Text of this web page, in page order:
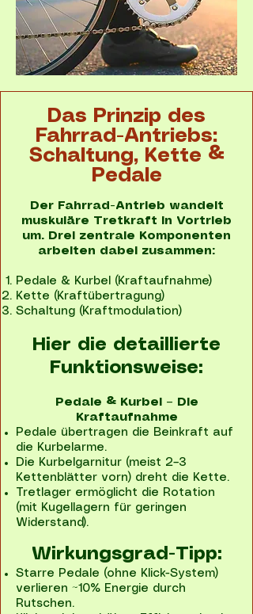
Das Prinzip des
Fahrrad-Antriebs:
Schaltung, Kette &
Pedale
Der Fahrrad-Antrieb wandelt
muskuläre Tretkraft in Vortrieb
um. Drei zentrale Komponenten
arbeiten dabei zusammen:
Pedale & Kurbel (Kraftaufnahme)
Kette (Kraftübertragung)
Schaltung (Kraftmodulation)
Hier die detaillierte
Funktionsweise:
Pedale & Kurbel – Die
Kraftaufnahme
Pedale übertragen die Beinkraft auf
die Kurbelarme.
Die Kurbelgarnitur (meist 2–3
Kettenblätter vorn) dreht die Kette.
Tretlager ermöglicht die Rotation
(mit Kugellagern für geringen
Widerstand).
Wirkungsgrad-Tipp:
Starre Pedale (ohne Klick-System)
verlieren ~10% Energie durch
Rutschen.